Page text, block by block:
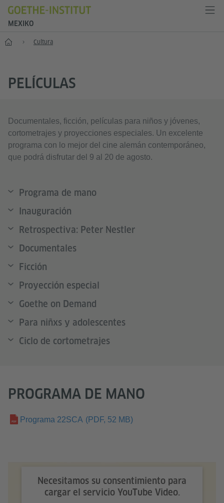
MEXIKO
Inicio Cultura
PELÍCULAS
Documentales, ficción, películas para niños y jóvenes,
cortometrajes y proyecciones especiales. Un excelente
programa con lo mejor del cine alemán contemporáneo,
que podrá disfrutar del 9 al 20 de agosto.
Programa de mano
Inauguración
Retrospectiva: Peter Nestler
Documentales
Ficción
Proyección especial
Goethe on Demand
Para niñxs y adolescentes
Ciclo de cortometrajes
PROGRAMA DE MANO
Programa 22SCA (PDF, 52 MB)
Necesitamos su consentimiento para
cargar el servicio YouTube Video.